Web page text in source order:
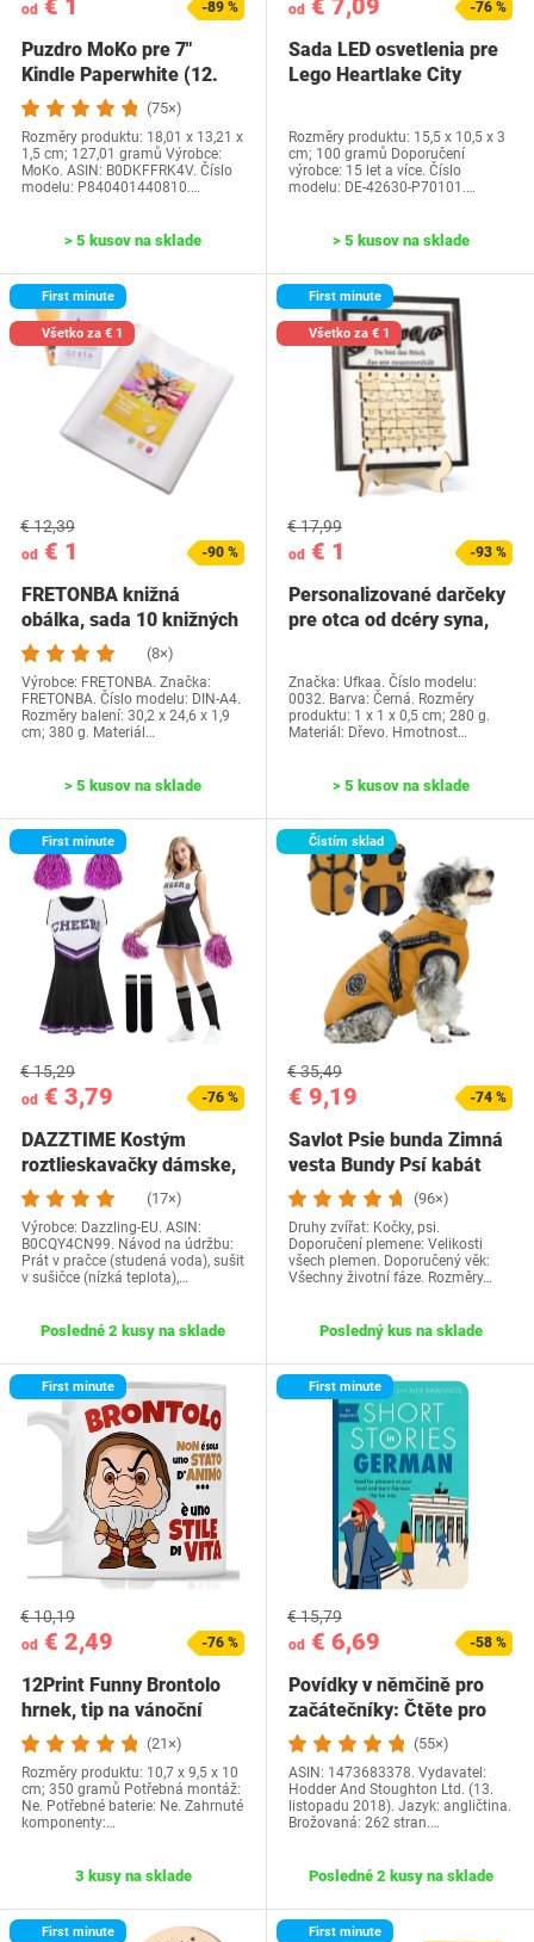
od € 1 -89 %
Puzdro MoKo pre 7"
Kindle Paperwhite (12.
generácia-2024) a…
(75×)
Rozměry produktu: 18,01 x 13,21 x
1,5 cm; 127,01 gramů Výrobce:
MoKo. ASIN: B0DKFFRK4V. Číslo
modelu: P840401440810.…
> 5 kusov na sklade
od € 7,09 -76 %
Sada LED osvetlenia pre
Lego Heartlake City
Rozměry produktu: 15,5 x 10,5 x 3
cm; 100 gramů Doporučení
výrobce: 15 let a více. Číslo
modelu: DE-42630-P70101.…
> 5 kusov na sklade
First minute
Všetko za € 1
od € 1
€ 12,39
-90 %
FRETONBA knižná
obálka, sada 10 knižných
dosiek, priehľadné…
(8×)
Výrobce: FRETONBA. Značka:
FRETONBA. Číslo modelu: DIN-A4.
Rozměry balení: 30,2 x 24,6 x 1,9
cm; 380 g. Materiál…
> 5 kusov na sklade
First minute
Všetko za € 1
od € 1
€ 17,99
-93 %
Personalizované darčeky
pre otca od dcéry syna,
Značka: Ufkaa. Číslo modelu:
0032. Barva: Černá. Rozměry
produktu: 1 x 1 x 0,5 cm; 280 g.
Materiál: Dřevo. Hmotnost…
> 5 kusov na sklade
First minute
od € 3,79
€ 15,29
-76 %
DAZZTIME Kostým
roztlieskavačky dámske,
kostým…
(17×)
Výrobce: Dazzling-EU. ASIN:
B0CQY4CN99. Návod na údržbu:
Prát v pračce (studená voda), sušit
v sušičce (nízká teplota),…
Posledné 2 kusy na sklade
Čistím sklad
€ 9,19
€ 35,49
-74 %
Savlot Psie bunda Zimná
vesta Bundy Psí kabát
Psí sveter…
(96×)
Druhy zvířat: Kočky, psi.
Doporučení plemene: Velikosti
všech plemen. Doporučený věk:
Všechny životní fáze. Rozměry…
Posledný kus na sklade
First minute
od € 2,49
€ 10,19
-76 %
12Print Funny Brontolo
hrnek, tip na vánoční
dárek a…
(21×)
Rozměry produktu: 10,7 x 9,5 x 10
cm; 350 gramů Potřebná montáž:
Ne. Potřebné baterie: Ne. Zahrnuté
komponenty:…
3 kusy na sklade
First minute
od € 6,69
€ 15,79
-58 %
Povídky v němčině pro
začátečníky: Čtěte pro
radost na své…(55×)
ASIN: 1473683378. Vydavatel:
Hodder And Stoughton Ltd. (13.
listopadu 2018). Jazyk: angličtina.
Brožovaná: 262 stran.…
Posledné 2 kusy na sklade
First minute First minute